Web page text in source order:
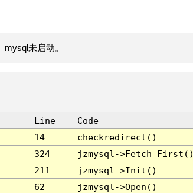
未启动。
Line
Code
14
checkredirect()
324
jzmysql-
211
jzmysql->Init()
62
jzmysql->Open()